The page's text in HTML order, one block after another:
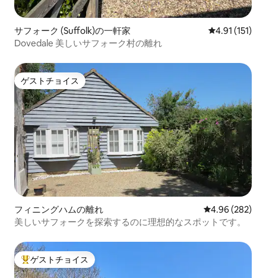
サフォーク (Suffolk)の一軒家 レビュー151
4.91 (151)
Dovedale 美しいサフォーク村の離れ
ゲストチョイス
ゲストチョイス
フィニングハムの離れ レビュー282
4.96 (282)
美しいサフォークを探索するのに理想的なスポットです。
大好評のゲストチョイスです。
ゲストチョイス